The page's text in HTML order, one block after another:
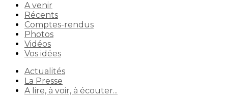
A venir
Récents
Comptes-rendus
Photos
Vidéos
Vos idées
Actualités
La Presse
A lire, à voir, à écouter...